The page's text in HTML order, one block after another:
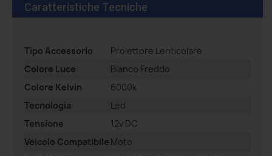
Caratteristiche Tecniche
Tipo Accessorio
Proiettore Lenticolare
Colore Luce
Bianco Freddo
Colore Kelvin
6000k
Tecnologia
Led
Tensione
12v DC
Veicolo Compatibile Moto